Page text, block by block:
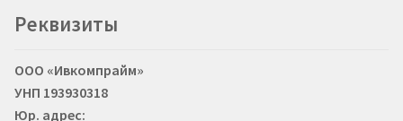
Реквизиты
ООО «Ивкомпрайм»
УНП 193930318
Юр. адрес: